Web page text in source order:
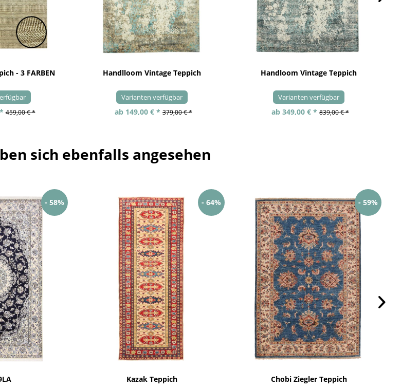
- 3 FARBEN
459,00 € *
Handlloom Vintage Teppich
Varianten verfügbar
ab 149,00 € * 379,00 € *
Handloom Vintage Teppich
Varianten verfügbar
ab 349,00 € * 839,00 € *
sich ebenfalls angesehen
- 58% - 64%
Kazak Teppich
- 59%
Chobi Ziegler Teppich